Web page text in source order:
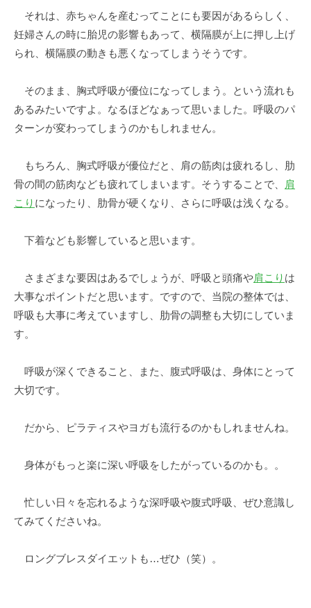
それは、赤ちゃんを産むってことにも要因があるらしく、
妊婦さんの時に胎児の影響もあって、横隔膜が上に押し上げ
られ、横隔膜の動きも悪くなってしまうそうです。
そのまま、胸式呼吸が優位になってしまう。という流れも
あるみたいですよ。なるほどなぁって思いました。呼吸のパ
ターンが変わってしまうのかもしれません。
もちろん、胸式呼吸が優位だと、肩の筋肉は疲れるし、肋
骨の間の筋肉なども疲れてしまいます。そうすることで、
肩
こり になったり、肋骨が硬くなり、さらに呼吸は浅くなる。
下着なども影響していると思います。
さまざまな要因はあるでしょうが、呼吸と頭痛や肩こり は
大事なポイントだと思います。ですので、当院の整体では、
呼吸も大事に考えていますし、肋骨の調整も大切にしていま
す。
呼吸が深くできること、また、腹式呼吸は、身体にとって
大切です。
だから、ピラティスやヨガも流行るのかもしれませんね。
身体がもっと楽に深い呼吸をしたがっているのかも。。
忙しい日々を忘れるような深呼吸や腹式呼吸、ぜひ意識し
てみてくださいね。
ロングブレスダイエットも…ぜひ（笑）。